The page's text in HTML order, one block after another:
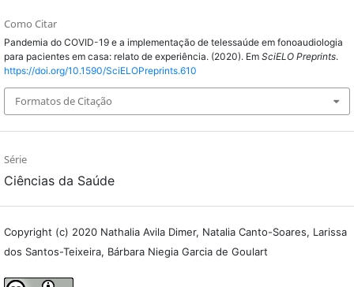
Como Citar
Pandemia do COVID-19 e a implementação de telessaúde em fonoaudiologia
para pacientes em casa: relato de experiência. (2020). Em SciELO Preprints.
https://doi.org/10.1590/SciELOPreprints.610
Formatos de Citação
Série
Ciências da Saúde
Copyright (c) 2020 Nathalia Avila Dimer, Natalia Canto-Soares, Larissa
dos Santos-Teixeira, Bárbara Niegia Garcia de Goulart